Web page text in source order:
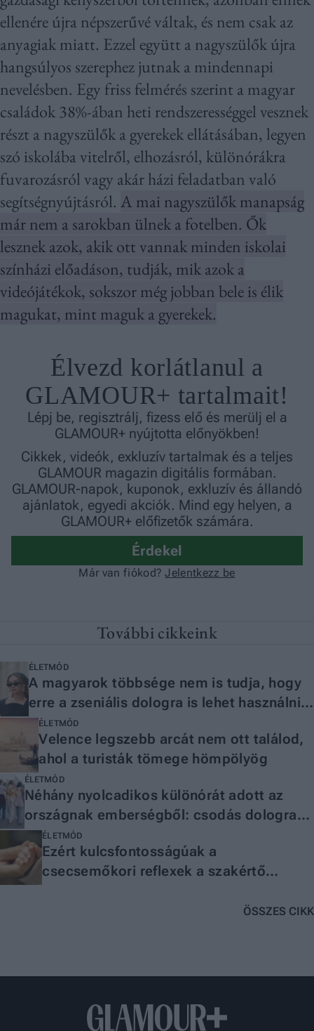
ellenére újra népszerűvé váltak, és nem csak az
anyagiak miatt. Ezzel együtt a nagyszülők újra
hangsúlyos szerephez jutnak a mindennapi
nevelésben. Egy friss felmérés szerint a magyar
családok 38%-ában heti rendszerességgel vesznek
részt a nagyszülők a gyerekek ellátásában, legyen
szó iskolába vitelről, elhozásról, különórákra
fuvarozásról vagy akár házi feladatban való
segítségnyújtásról. A mai nagyszülők manapság
már nem a sarokban ülnek a fotelben. Ők
lesznek azok, akik ott vannak minden iskolai
színházi előadáson, tudják, mik azok a
videójátékok, sokszor még jobban bele is élik
magukat, mint maguk a gyerekek.
További cikkeink
ÉLETMÓD
A magyarok többsége nem is tudja, hogy
erre a zseniális dologra is lehet használni
az egészségpénztárat
ÉLETMÓD
Velence legszebb arcát nem ott találod,
ahol a turisták tömege hömpölyög
ÉLETMÓD
Néhány nyolcadikos különórát adott az
országnak emberségből: csodás dologra
ajánlották fel a megmaradt
osztálypénzüket
ÉLETMÓD
Ezért kulcsfontosságúak a
csecsemőkori reflexek a szakértő
ÖSSZES CIKK